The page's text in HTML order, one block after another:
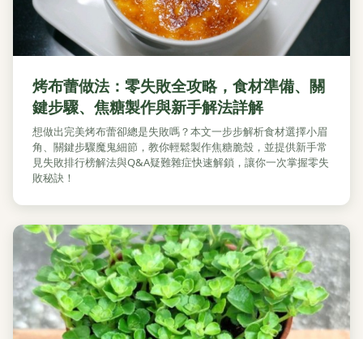
烤布蕾做法：零失敗全攻略，食材準備、關
鍵步驟、焦糖製作與新手解法詳解
想做出完美烤布蕾卻總是失敗嗎？本文一步步解析食材選擇小眉
角、關鍵步驟魔鬼細節，教你輕鬆製作焦糖脆殼，並提供新手常
見失敗排行榜解法與Q&A疑難雜症快速解鎖，讓你一次掌握零失
敗秘訣！